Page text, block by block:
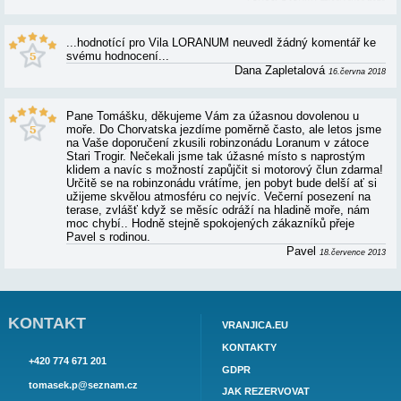
...hodnotící pro Vila LORANUM neuvedl žádný